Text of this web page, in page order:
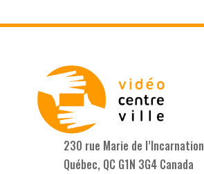
230 rue Marie de l’Incarnation
Québec, QC G1N 3G4 Canada